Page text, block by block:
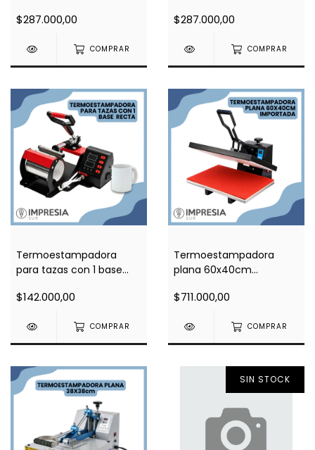
$287.000,00
COMPRAR
$287.000,00
COMPRAR
Termoestampadora
para tazas con 1 base
$142.000,00
COMPRAR
Termoestampadora
plana 60x40cm
$711.000,00
COMPRAR
SIN STOCK